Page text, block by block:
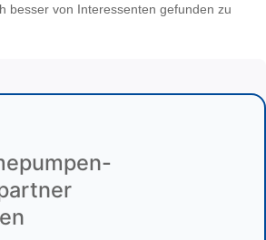
besser von Interessenten gefunden zu